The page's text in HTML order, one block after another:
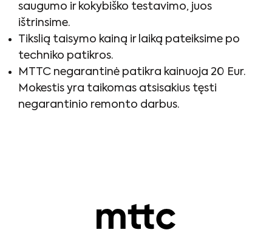
saugumo ir kokybiško testavimo, juos
ištrinsime.
Tikslią taisymo kainą ir laiką pateiksime po
techniko patikros.
MTTC negarantinė patikra kainuoja 20 Eur.
Mokestis yra taikomas atsisakius tęsti
negarantinio remonto darbus.